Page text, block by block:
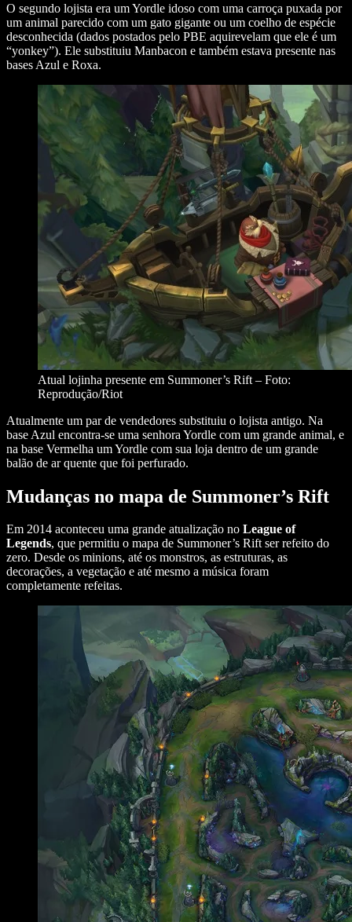
O segundo lojista era um Yordle idoso com uma carroça puxada por
um animal parecido com um gato gigante ou um coelho de espécie
desconhecida (dados postados pelo PBE aquirevelam que ele é um
“yonkey”). Ele substituiu Manbacon e também estava presente nas
bases Azul e Roxa.
Atual lojinha presente em Summoner’s Rift – Foto:
Reprodução/Riot
Atualmente um par de vendedores substituiu o lojista antigo. Na
base Azul encontra-se uma senhora Yordle com um grande animal, e
na base Vermelha um Yordle com sua loja dentro de um grande
balão de ar quente que foi perfurado.
Mudanças no mapa de Summoner’s Rift
Em 2014 aconteceu uma grande atualização no League of
Legends, que permitiu o mapa de Summoner’s Rift ser refeito do
zero. Desde os minions, até os monstros, as estruturas, as
decorações, a vegetação e até mesmo a música foram
completamente refeitas.